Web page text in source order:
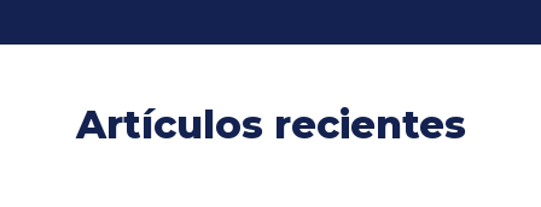
Artículos recientes